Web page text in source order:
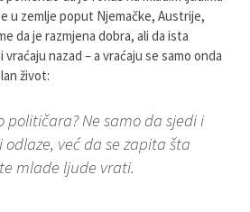
u zemlje poput Njemačke, Austrije,
da je razmjena dobra, ali da ista
nazad – a vraćaju se samo onda
život:
političara? Ne samo da sjedi i
već da se zapita šta
mlade ljude vrati.